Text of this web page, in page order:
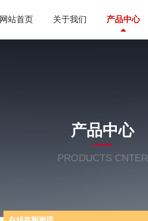
网站首页 关于我们 产品中心
产品中心
PRODUCTS CNTER